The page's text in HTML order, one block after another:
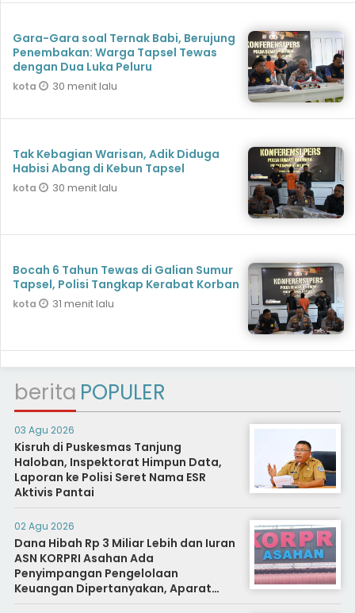
Gara-Gara soal Ternak Babi, Berujung
Penembakan: Warga Tapsel Tewas
dengan Dua Luka Peluru
kota 30 menit lalu
Tak Kebagian Warisan, Adik Diduga
Habisi Abang di Kebun Tapsel
kota 30 menit lalu
Bocah 6 Tahun Tewas di Galian Sumur
Tapsel, Polisi Tangkap Kerabat Korban
kota 31 menit lalu
berita POPULER
03 Agu 2026
Kisruh di Puskesmas Tanjung
Haloban, Inspektorat Himpun Data,
Laporan ke Polisi Seret Nama ESR
Aktivis Pantai
02 Agu 2026
Dana Hibah Rp 3 Miliar Lebih dan Iuran
ASN KORPRI Asahan Ada
Penyimpangan Pengelolaan
Keuangan Dipertanyakan, Aparat
Diminta Segera Usut